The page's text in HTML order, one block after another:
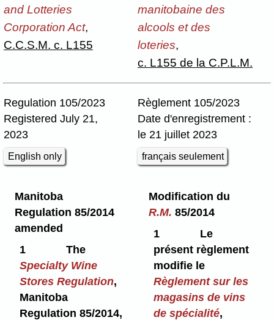
and Lotteries
Corporation Act,
C.C.S.M. c. L155
manitobaine des
alcools et des
loteries,
c. L155 de la C.P.L.M.
Regulation 105/2023
Registered July 21,
2023
English only
Règlement 105/2023
Date d'enregistrement :
le 21 juillet 2023
français seulement
Manitoba
Regulation 85/2014
amended
1
The
Specialty Wine
Stores Regulation,
Manitoba
Regulation 85/2014,
Modification du
R.M. 85/2014
1
Le
présent règlement
modifie le
Règlement sur les
magasins de vins
de spécialité,